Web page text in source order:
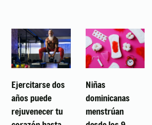
Ejercitarse dos
años puede
rejuvenecer tu
Niñas
dominicanas
menstrúan